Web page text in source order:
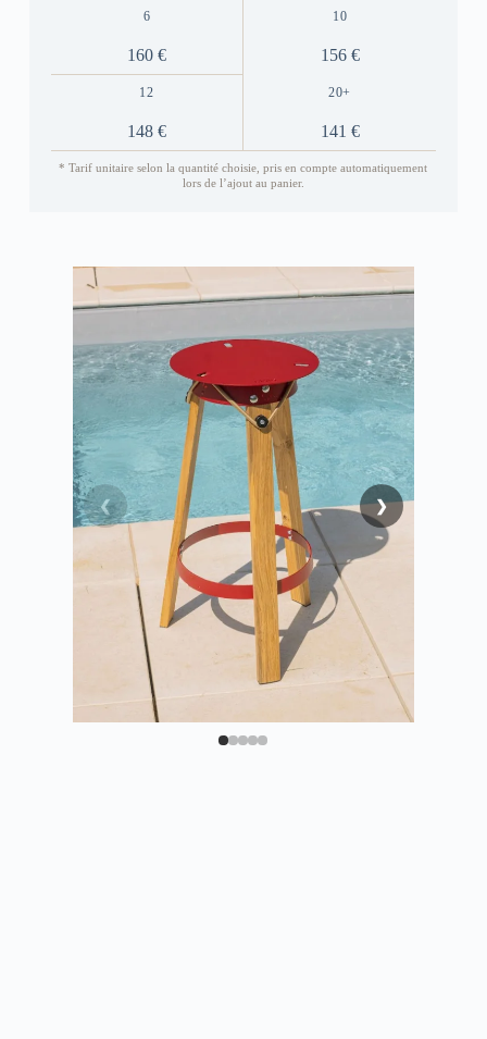
6
160 €
10
156 €
12
148 €
20+
141 €
* Tarif unitaire selon la quantité choisie, pris en compte automatiquement
lors de l’ajout au panier.
❮ ❯